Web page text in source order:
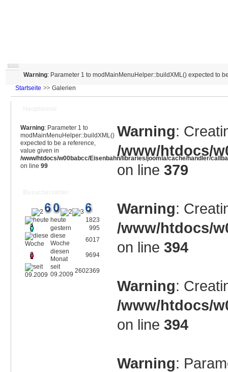
Warning: Parameter 1 to modMainMenuHelper::buildXML() expected to
Startseite
Galerien
Warning: Parameter 1 to
modMainMenuHelper::buildXML()
expected to be a reference,
value given in
/www/htdocs/w00babcc/Eisenbahn/libraries/joomla/cache/handler/
on line 99
heute
1823
gestern
995
diese
Woche
6017
diesen
Monat
9694
seit
09.2009 2602369
Warning:
/www/htdocs/
on line 379
Warning:
/www/htdocs/
on line 394
Warning:
/www/htdocs/
on line 394
Warning: